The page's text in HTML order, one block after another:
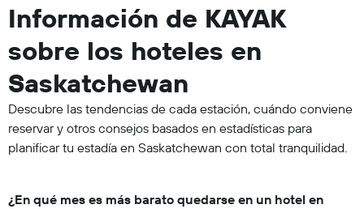
Información de KAYAK
sobre los hoteles en
Saskatchewan
Descubre las tendencias de cada estación, cuándo conviene
reservar y otros consejos basados en estadísticas para
planificar tu estadía en Saskatchewan con total tranquilidad.
¿En qué mes es más barato quedarse en un hotel en